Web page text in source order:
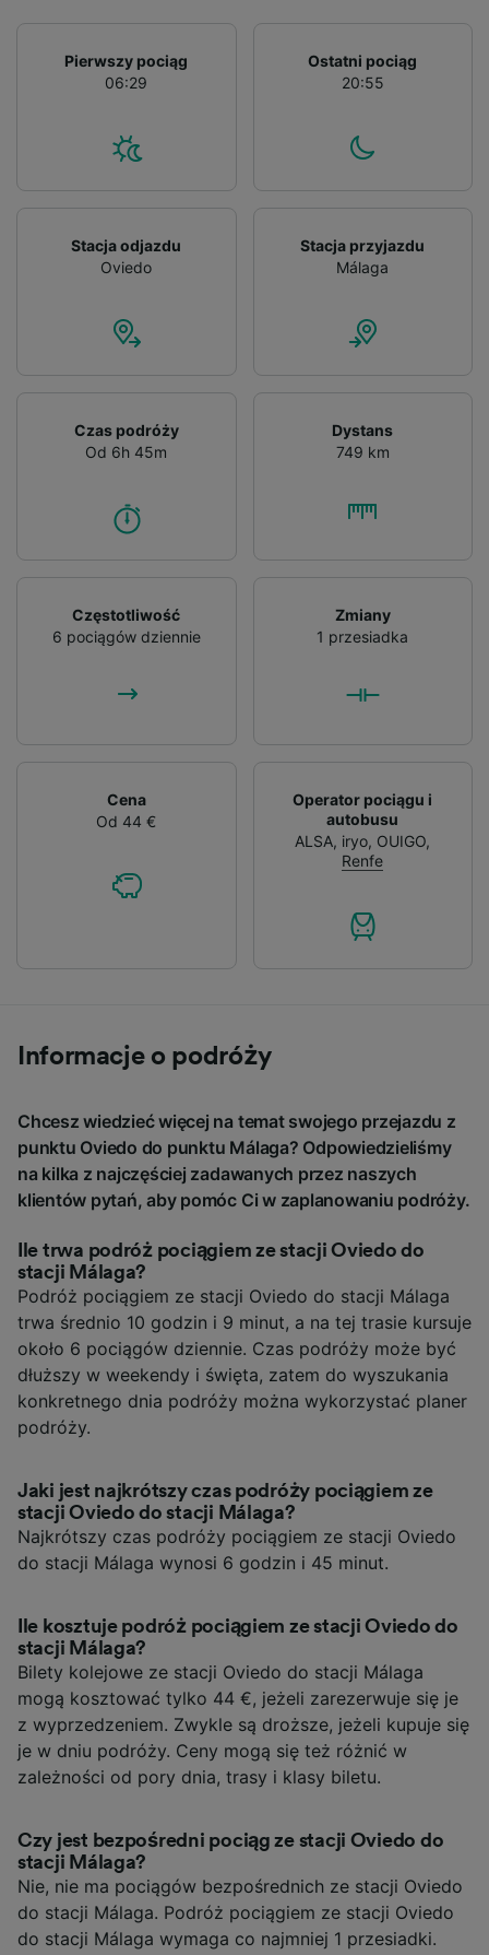
Pierwszy pociąg
06:29
Ostatni pociąg
20:55
Stacja odjazdu
Oviedo
Stacja przyjazdu
Málaga
Czas podróży
Od 6h 45m
Dystans
749 km
Częstotliwość
6 pociągów dziennie
Zmiany
1 przesiadka
Cena
Od 44 €
Operator pociągu i
autobusu
ALSA, iryo, OUIGO,
Renfe
Informacje o podróży
Chcesz wiedzieć więcej na temat swojego przejazdu z
punktu Oviedo do punktu Málaga? Odpowiedzieliśmy
na kilka z najczęściej zadawanych przez naszych
klientów pytań, aby pomóc Ci w zaplanowaniu podróży.
Ile trwa podróż pociągiem ze stacji Oviedo do
stacji Málaga?
Podróż pociągiem ze stacji Oviedo do stacji Málaga
trwa średnio 10 godzin i 9 minut, a na tej trasie kursuje
około 6 pociągów dziennie. Czas podróży może być
dłuższy w weekendy i święta, zatem do wyszukania
konkretnego dnia podróży można wykorzystać planer
podróży.
Jaki jest najkrótszy czas podróży pociągiem ze
stacji Oviedo do stacji Málaga?
Najkrótszy czas podróży pociągiem ze stacji Oviedo
do stacji Málaga wynosi 6 godzin i 45 minut.
Ile kosztuje podróż pociągiem ze stacji Oviedo do
stacji Málaga?
Bilety kolejowe ze stacji Oviedo do stacji Málaga
mogą kosztować tylko 44 €, jeżeli zarezerwuje się je
z wyprzedzeniem. Zwykle są droższe, jeżeli kupuje się
je w dniu podróży. Ceny mogą się też różnić w
zależności od pory dnia, trasy i klasy biletu.
Czy jest bezpośredni pociąg ze stacji Oviedo do
stacji Málaga?
Nie, nie ma pociągów bezpośrednich ze stacji Oviedo
do stacji Málaga. Podróż pociągiem ze stacji Oviedo
do stacji Málaga wymaga co najmniej 1 przesiadki.
Personalised advertising and content,
advertising and content measurement,
audience research and services development.